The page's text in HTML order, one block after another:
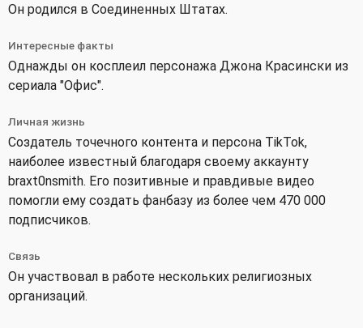
Он родился в Соединенных Штатах.
Интересные факты
Однажды он косплеил персонажа Джона Красински из
сериала "Офис".
Личная жизнь
Создатель точечного контента и персона TikTok,
наиболее известный благодаря своему аккаунту
braxt0nsmith. Его позитивные и правдивые видео
помогли ему создать фанбазу из более чем 470 000
подписчиков.
Связь
Он участвовал в работе нескольких религиозных
организаций.